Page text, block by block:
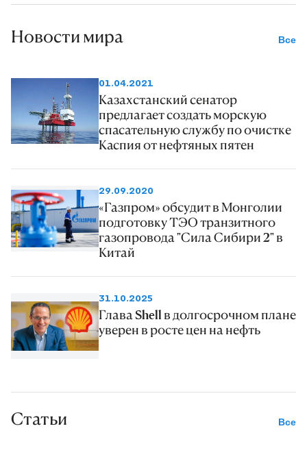
Новости мира Все
01.04.2021
Казахстанский сенатор
предлагает создать морскую
спасательную службу по очистке
Каспия от нефтяных пятен
29.09.2020
«Газпром» обсудит в Монголии
подготовку ТЭО транзитного
газопровода "Сила Сибири 2" в
Китай
31.10.2025
Глава Shell в долгосрочном плане
уверен в росте цен на нефть
Статьи Все